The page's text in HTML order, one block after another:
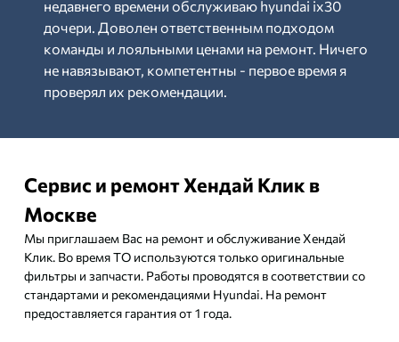
недавнего времени обслуживаю hyundai ix30
дочери. Доволен ответственным подходом
команды и лояльными ценами на ремонт. Ничего
не навязывают, компетентны - первое время я
проверял их рекомендации.
Сервис и ремонт Хендай Клик в
Москве
Мы приглашаем Вас на ремонт и обслуживание Хендай
Клик. Во время ТО используются только оригинальные
фильтры и запчасти. Работы проводятся в соответствии со
стандартами и рекомендациями Hyundai. На ремонт
предоставляется гарантия от 1 года.